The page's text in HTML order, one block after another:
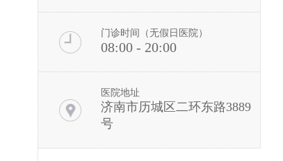
门诊时间（无假日医院）
08:00 - 20:00
医院地址
济南市历城区二环东路3889
号